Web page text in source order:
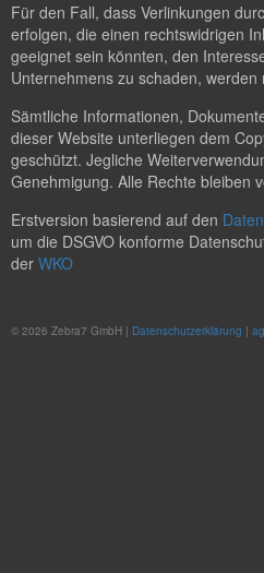
Für den Fall, dass Verlinkungen
erfolgen, die einen rechtswidrigen
geeignet sein könnten, den
Unternehmens zu schaden,
Sämtliche Informationen,
dieser Website unterliegen dem
geschützt. Jegliche
Genehmigung. Alle Rechte bleiben
Erstversion basierend auf den
um die DSGVO konforme
der WKO
© 2026 Zebra7 GmbH | Datenschutzerklärung |